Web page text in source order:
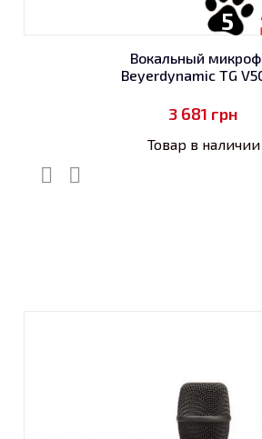
5
Вокальный
Beyerdynamic TG
3 681 грн
Товар в наличии